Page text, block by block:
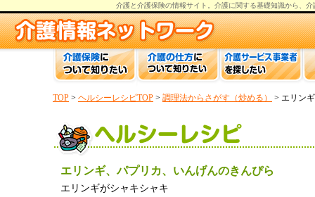
介護と介護保険の情報サイト。 介護に関する基礎知識から、 介
TOP > ヘルシーレシピTOP > 調理法からさがす（炒める） > エリン
エリンギ、パプリカ、いんげんのきんぴら
エリンギがシャキシャキ